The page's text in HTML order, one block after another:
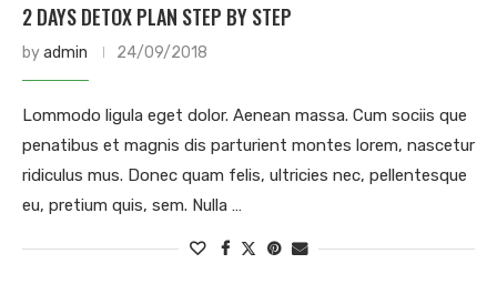
2 DAYS DETOX PLAN STEP BY STEP
byadmin 24/09/2018
Lommodo ligula eget dolor. Aenean massa. Cum sociis que
penatibus et magnis dis parturient montes lorem, nascetur
ridiculus mus. Donec quam felis, ultricies nec, pellentesque
eu, pretium quis, sem. Nulla …